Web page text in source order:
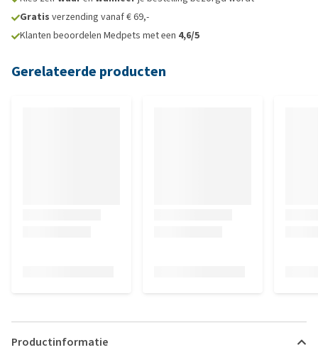
Gratis verzending vanaf € 69,-
Klanten beoordelen Medpets met een 4,6/5
Gerelateerde producten
Productinformatie